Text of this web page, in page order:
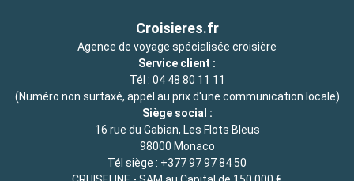
Croisieres.fr
Agence de voyage spécialisée croisière
Service client :
Tél : 04 48 80 11 11
(Numéro non surtaxé, appel au prix d'une communication locale)
Siège social :
16 rue du Gabian, Les Flots Bleus
98000 Monaco
Tél siège : +377 97 97 84 50